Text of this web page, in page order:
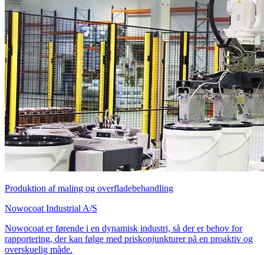
Produktion af maling og overfladebehandling
Nowocoat Industrial A/S
Nowocoat er førende i en dynamisk industri, så der er behov for
rapportering, der kan følge med priskonjunkturer på en proaktiv og
overskuelig måde.